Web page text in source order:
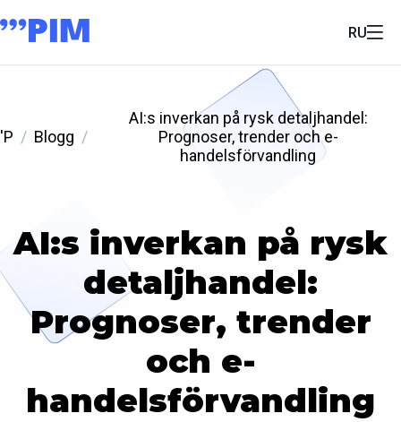
RU
'P Blogg
AI:s inverkan på rysk detaljhandel:
Prognoser, trender och e-
handelsförvandling
AI:s inverkan på rysk
detaljhandel:
Prognoser, trender
och e-
handelsförvandling